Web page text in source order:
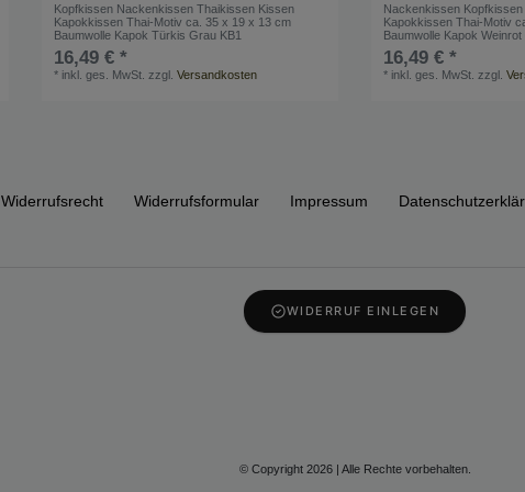
Kopfkissen Nackenkissen Thaikissen Kissen
Kapokkissen Thai-Motiv ca. 35 x 19 x 13 cm
Baumwolle Kapok Türkis Grau KB1
16,49 € *
* inkl. ges. MwSt. zzgl.Versandkosten
Nackenkissen
Kapokkissen Thai-Motiv
Baumwolle Kapok
16,49 € *
* inkl. ges. MwSt. zzgl.
Widerrufs­recht Widerrufs­formular Impressum
WIDERRUF EINLEGEN
© Copyright 2026 | Alle Rechte vorbehalten.